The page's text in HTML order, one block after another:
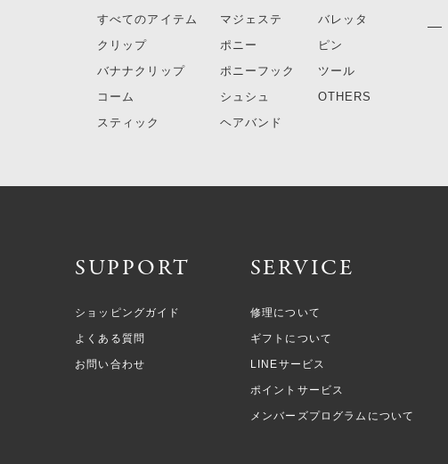
すべてのアイテム
クリップ
バナナクリップ
コーム
スティック
マジェステ
ポニー
ポニーフック
シュシュ
ヘアバンド
バレッタ
ピン
ツール
OTHERS
SUPPORT
ショッピングガイド
よくある質問
お問い合わせ
SERVICE
修理について
ギフトについて
LINEサービス
ポイントサービス
メンバーズプログラムについて